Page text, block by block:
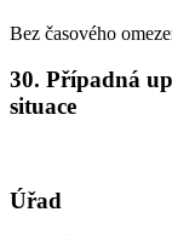
Bez časového
30. Případná
situace
Úřad